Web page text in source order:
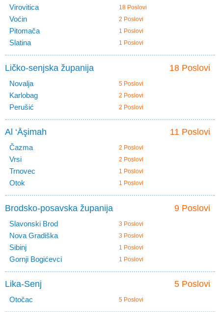
Virovitica 18 Poslovi
Voćin 2 Poslovi
Pitomača 1 Poslovi
Slatina 1 Poslovi
18 Poslovi
Ličko-senjska županija
Novalja 5 Poslovi
Karlobag 2 Poslovi
Perušić 2 Poslovi
11 Poslovi
Al ‘Āşimah
Čazma 2 Poslovi
Vrsi 2 Poslovi
Trnovec 1 Poslovi
Otok 1 Poslovi
9 Poslovi
Brodsko-posavska županija
Slavonski Brod 3 Poslovi
Nova Gradiška 3 Poslovi
Sibinj 1 Poslovi
Gornji Bogićevci 1 Poslovi
5 Poslovi
Lika-Senj
Otočac 5 Poslovi